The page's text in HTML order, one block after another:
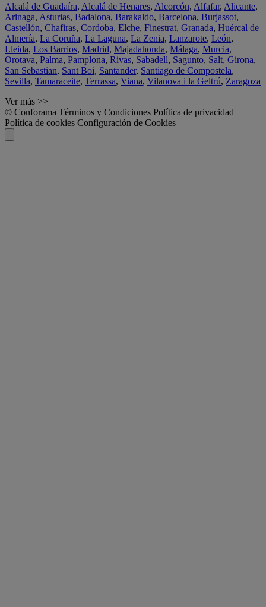
Alcalá de Guadaíra, Alcalá de Henares, Alcorcón, Alfafar, Alicante,
Arinaga, Asturias, Badalona, Barakaldo, Barcelona, Burjassot,
Castellón, Chafiras, Cordoba, Elche, Finestrat, Granada, Huércal de
Almería, La Coruña, La Laguna, La Zenia, Lanzarote, León,
Lleida, Los Barrios, Madrid, Majadahonda, Málaga, Murcia,
Orotava, Palma, Pamplona, Rivas, Sabadell, Sagunto, Salt, Girona,
San Sebastian, Sant Boi, Santander, Santiago de Compostela,
Sevilla, Tamaraceite, Terrassa, Viana, Vilanova i la Geltrú, Zaragoza
Ver más >>
© Conforama Términos y Condiciones Política de privacidad
Política de cookies Configuración de Cookies